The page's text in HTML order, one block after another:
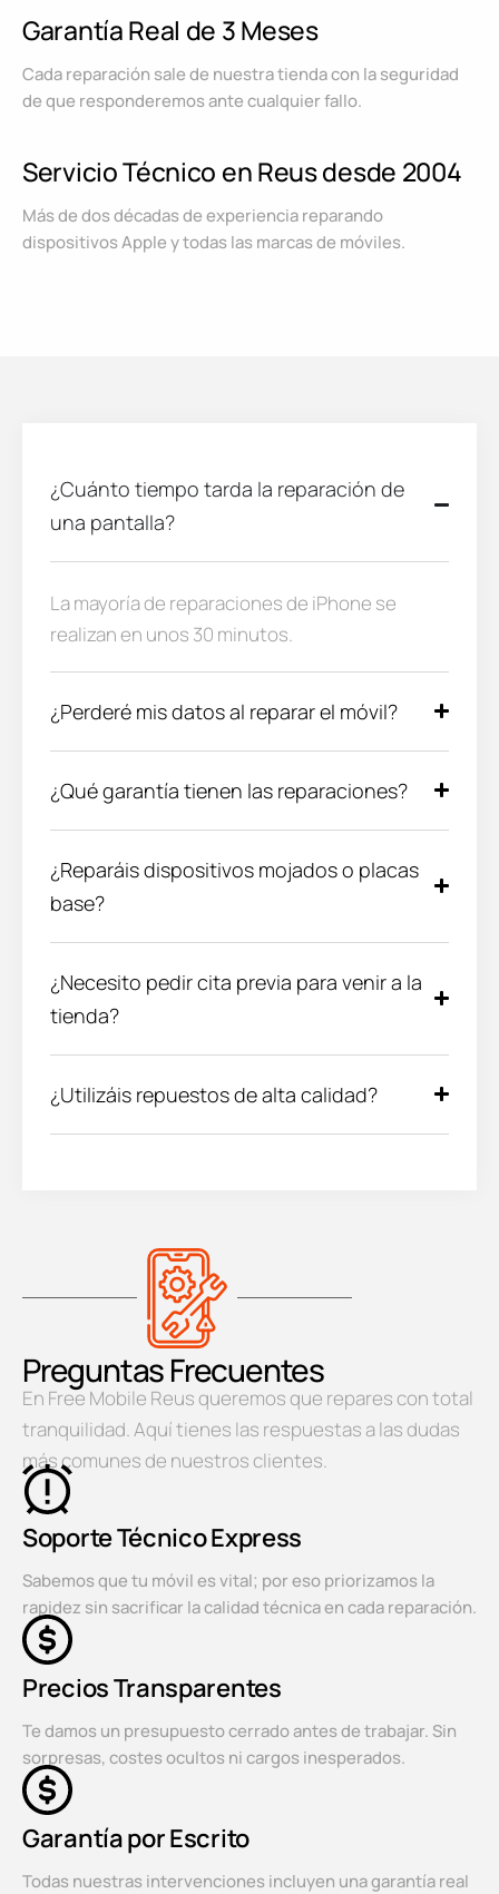
Garantía Real de 3 Meses
Cada reparación sale de nuestra tienda con la seguridad
de que responderemos ante cualquier fallo.
Servicio Técnico en Reus desde 2004
Más de dos décadas de experiencia reparando
dispositivos Apple y todas las marcas de móviles.
¿Cuánto tiempo tarda la reparación de
una pantalla?
La mayoría de reparaciones de iPhone se
realizan en unos 30 minutos.
¿Perderé mis datos al reparar el móvil?
¿Qué garantía tienen las reparaciones?
¿Reparáis dispositivos mojados o placas
base?
¿Necesito pedir cita previa para venir a la
tienda?
¿Utilizáis repuestos de alta calidad?
Preguntas Frecuentes
En Free Mobile Reus queremos que repares con total
tranquilidad. Aquí tienes las respuestas a las dudas
más comunes de nuestros clientes.
Soporte Técnico Express
Sabemos que tu móvil es vital; por eso priorizamos la
rapidez sin sacrificar la calidad técnica en cada reparación.
Precios Transparentes
Te damos un presupuesto cerrado antes de trabajar. Sin
sorpresas, costes ocultos ni cargos inesperados.
Garantía por Escrito
Todas nuestras intervenciones incluyen una garantía real